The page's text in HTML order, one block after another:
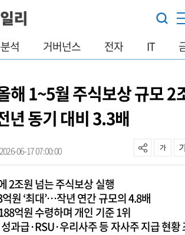
석 거버넌스 전자 IT
해 1~5월 주식보상 규모 2
동기 대비 3.3배
06-17 07:00:00
2조원 넘는 주식보상 실행
원 ‘최대’…작년 연간 규모의 4.8배
억원 수령하며 개인 기준 1위
과급·RSU·우리사주 등 자사주 지급 현황